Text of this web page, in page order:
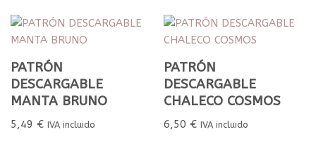
PATRÓN
DESCARGABLE
MANTA BRUNO
5,49 € IVA incluido
PATRÓN
DESCARGABLE
CHALECO COSMOS
6,50 € IVA incluido